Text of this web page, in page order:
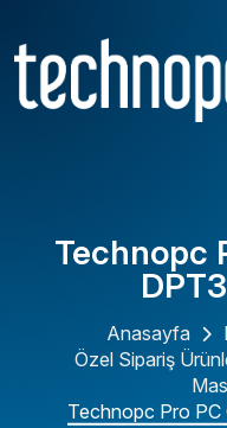
Technopc
Anasayfa
Özel Sipariş
Technopc Pro